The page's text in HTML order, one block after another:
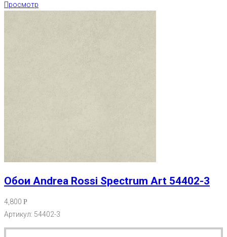
Просмотр
Обои Andrea Rossi Spectrum Art 54402-3
4,800 Р
Артикул: 54402-3